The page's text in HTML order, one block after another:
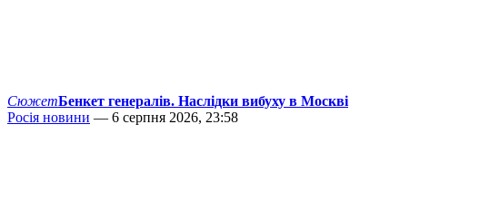
СюжетБенкет генералів. Наслідки вибуху в Москві
Росія новини — 6 серпня 2026, 23:58